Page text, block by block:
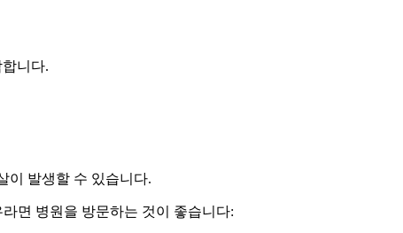
니다.
이 발생할 수 있습니다.
면 병원을 방문하는 것이 좋습니다: